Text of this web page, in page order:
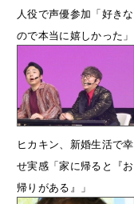
人役で声優参加「好きな
ので本当に嬉しかった」
ヒカキン、新婚生活で幸
せ実感「家に帰ると『お
帰りがある』」